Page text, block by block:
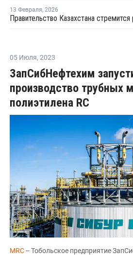
13 Февраля, 2026
05 Июля, 2023
ЗапСибНефтехим
производство трубных
полиэтилена RC
MRC-- Тобольское предприятие